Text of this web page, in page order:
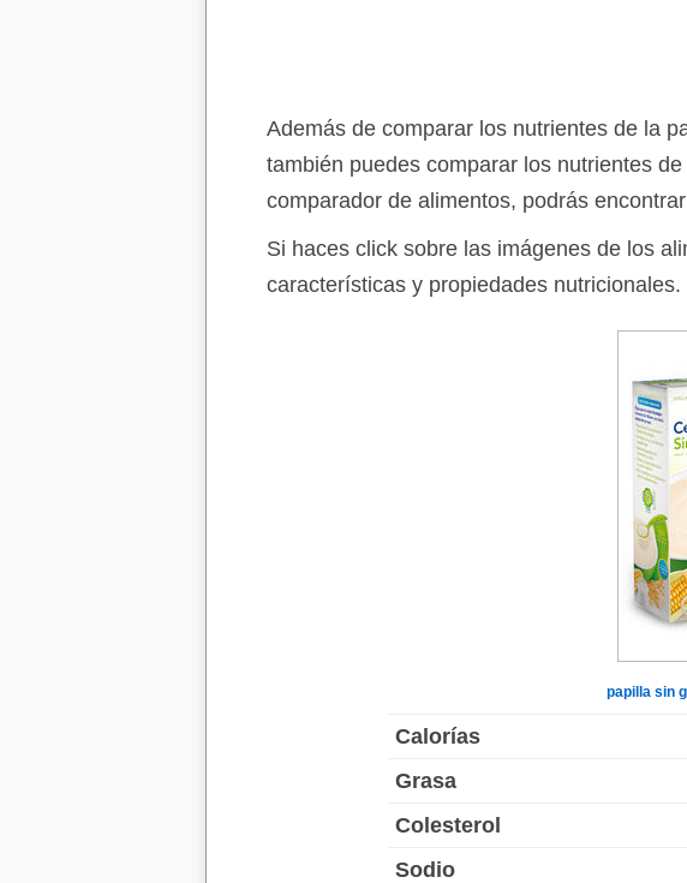
Además de comparar los nutrientes de la
también puedes comparar los nutrientes
comparador de alimentos, podrás
Si haces click sobre las imágenes de los
características y propiedades nutricionales.
papilla sin
Calorías
Grasa
Colesterol
Sodio